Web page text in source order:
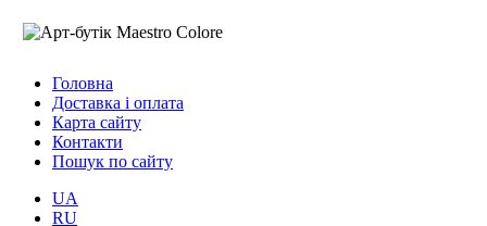
Головна
Доставка і оплата
Карта сайту
Контакти
Пошук по сайту
UA
RU